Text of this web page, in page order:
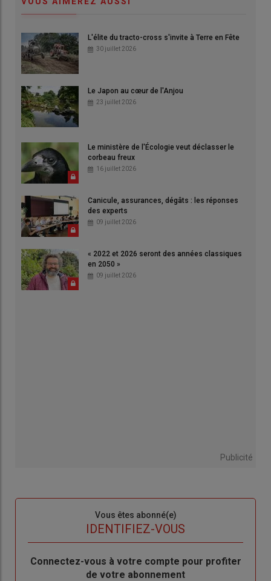
L'élite du tracto-cross s'invite à Terre en Fête
30 juillet 2026
Le Japon au cœur de l'Anjou
23 juillet 2026
Le ministère de l'Écologie veut déclasser le
corbeau freux
16 juillet 2026
Canicule, assurances, dégâts : les réponses
des experts
09 juillet 2026
« 2022 et 2026 seront des années classiques
en 2050 »
09 juillet 2026
Publicité
Vous êtes abonné(e)
IDENTIFIEZ-VOUS
Body
Connectez-vous à votre compte pour profiter
de votre abonnement